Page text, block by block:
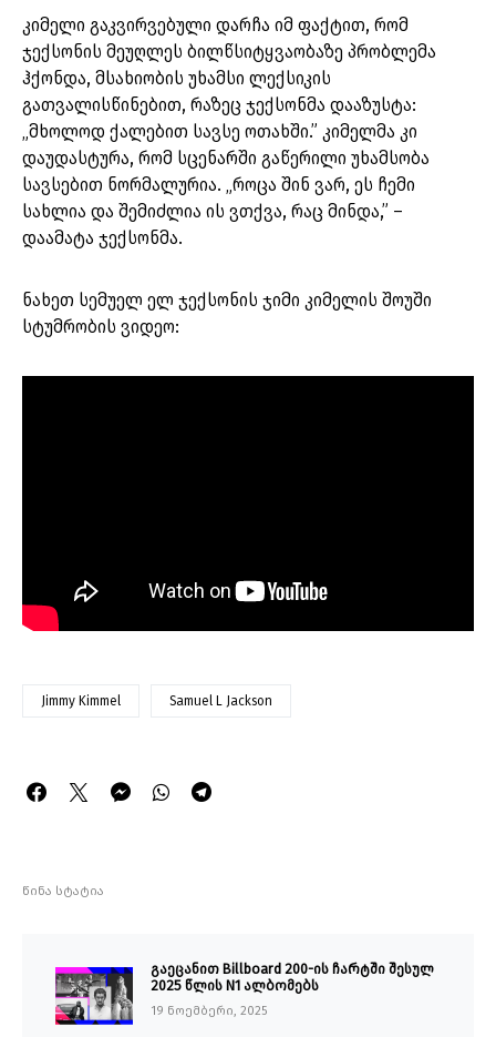
კიმელი გაკვირვებული დარჩა იმ ფაქტით, რომ
ჯექსონის მეუღლეს ბილწსიტყვაობაზე პრობლემა
ჰქონდა, მსახიობის უხამსი ლექსიკის
გათვალისწინებით, რაზეც ჯექსონმა დააზუსტა:
„მხოლოდ ქალებით სავსე ოთახში.” კიმელმა კი
დაუდასტურა, რომ სცენარში გაწერილი უხამსობა
სავსებით ნორმალურია. „როცა შინ ვარ, ეს ჩემი
სახლია და შემიძლია ის ვთქვა, რაც მინდა,” –
დაამატა ჯექსონმა.
ნახეთ სემუელ ელ ჯექსონის ჯიმი კიმელის შოუში
სტუმრობის ვიდეო:
Jimmy Kimmel Samuel L Jackson
წინა სტატია
გაეცანით Billboard 200-ის ჩარტში შესულ
2025 წლის N1 ალბომებს
19 ნოემბერი, 2025